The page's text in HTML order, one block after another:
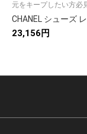
元をキープしたい方必
23,156円